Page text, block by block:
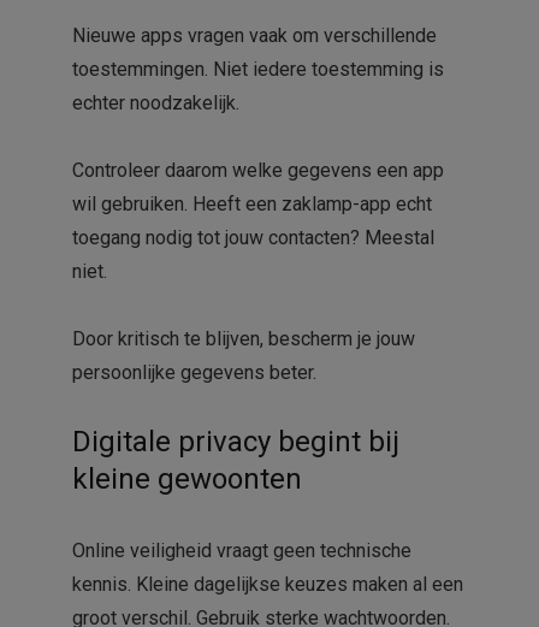
Nieuwe apps vragen vaak om verschillende
toestemmingen. Niet iedere toestemming is
echter noodzakelijk.
Controleer daarom welke gegevens een app
wil gebruiken. Heeft een zaklamp-app echt
toegang nodig tot jouw contacten? Meestal
niet.
Door kritisch te blijven, bescherm je jouw
persoonlijke gegevens beter.
Digitale privacy begint bij
kleine gewoonten
Online veiligheid vraagt geen technische
kennis. Kleine dagelijkse keuzes maken al een
groot verschil. Gebruik sterke wachtwoorden.